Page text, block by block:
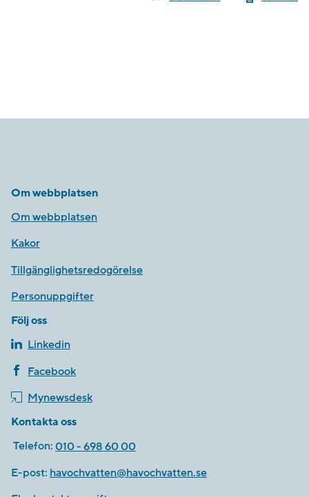
Om webbplatsen
Om webbplatsen
Kakor
Tillgänglighetsredogörelse
Personuppgifter
Följ oss
Linkedin
Facebook
Mynewsdesk
Kontakta oss
Telefon: 010 - 698 60 00
E-post: havochvatten@havochvatten.se